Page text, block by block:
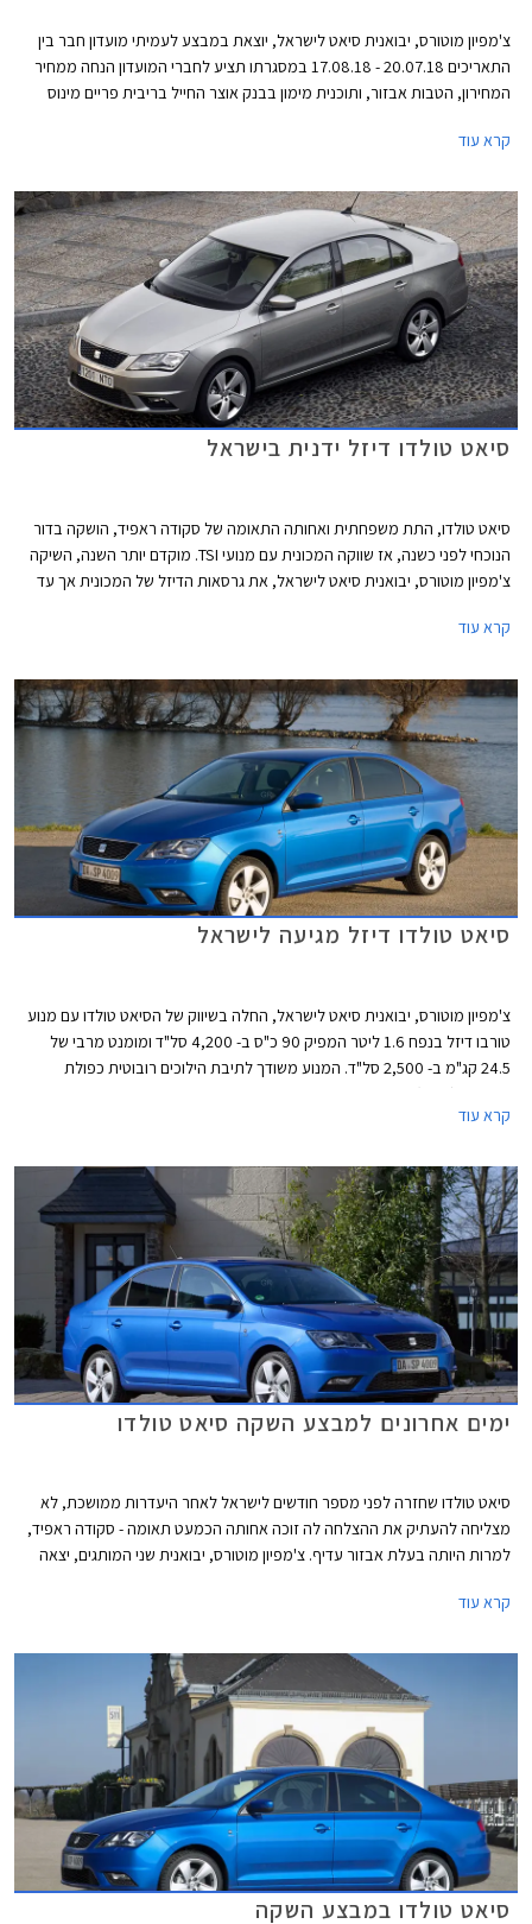
צ'מפיון מוטורס, יבואנית סיאט לישראל, יוצאת במבצע לעמיתי מועדון חבר בין
התאריכים 20.07.18 - 17.08.18 במסגרתו תציע לחברי המועדון הנחה ממחיר
המחירון, הטבות אבזור, ותוכנית מימון בבנק אוצר החייל בריבית פריים מינוס
והנחה בגובה 20% ברכישת אבזור בהתקנה מקומית.
קרא עוד
סיאט טולדו דיזל ידנית בישראל
סיאט טולדו, התת משפחתית ואחותה התאומה של סקודה ראפיד, הושקה בדור
הנוכחי לפני כשנה, אז שווקה המכונית עם מנועי TSI. מוקדם יותר השנה, השיקה
צ'מפיון מוטורס, יבואנית סיאט לישראל, את גרסאות הדיזל של המכונית אך עד
קרא עוד
סיאט טולדו דיזל מגיעה לישראל
צ'מפיון מוטורס, יבואנית סיאט לישראל, החלה בשיווק של הסיאט טולדו עם מנוע
טורבו דיזל בנפח 1.6 ליטר המפיק 90 כ"ס ב- 4,200 סל"ד ומומנט מרבי של
24.5 קג"מ ב- 2,500 סל"ד. המנוע משודך לתיבת הילוכים רובוטית כפולת
קרא עוד
ימים אחרונים למבצע השקה סיאט טולדו
סיאט טולדו שחזרה לפני מספר חודשים לישראל לאחר היעדרות ממושכת, לא
מצליחה להעתיק את ההצלחה לה זוכה אחותה הכמעט תאומה - סקודה ראפיד,
למרות היותה בעלת אבזור עדיף. צ'מפיון מוטורס, יבואנית שני המותגים, יצאה
של הראפיד. בתחילת חודש ינואר יעלה מחירה של הטולדו ל- 112,900 ₪.
קרא עוד
סיאט טולדו במבצע השקה